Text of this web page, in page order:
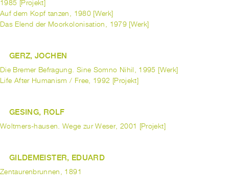
1985 [Projekt]
Auf dem Kopf tanzen, 1980 [Werk]
Das Elend der Moorkolonisation, 1979 [Werk]
GERZ, JOCHEN
Die Bremer Befragung. Sine Somno Nihil, 1995 [Werk]
Life After Humanism / Free, 1992 [Projekt]
GESING, ROLF
Woltmers-hausen. Wege zur Weser, 2001 [Projekt]
GILDEMEISTER, EDUARD
Zentaurenbrunnen, 1891